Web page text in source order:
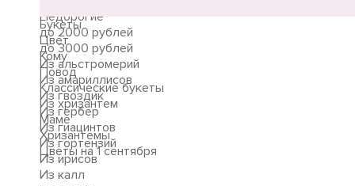
Недорогие
до 2000 рублей
до 3000 рублей
Из альстромерий
Из амариллисов
Из гвоздик
Из гербер
Из гиацинтов
Из гортензий
Из ирисов
Из калл
Букеты
Цвет
Кому
Повод
Классические букеты
Из хризантем
Маме
Хризантемы
Цветы на 1 сентября